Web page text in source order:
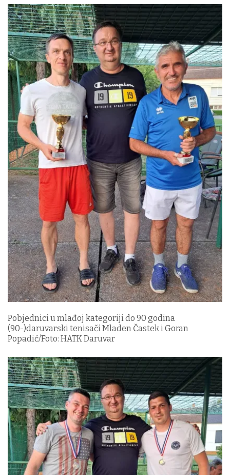
Pobjednici u mlađoj kategoriji do 90 godina
(90-)daruvarski tenisači Mladen Častek i Goran
Popadić/Foto: HATK Daruvar